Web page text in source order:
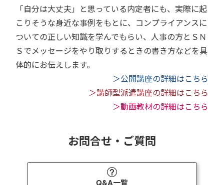
「自分は大丈夫」と思っている内定者にも、実際に起
こりそうな身近な事例をもとに、コンプライアンスに
ついての正しい知識を学んでもらい、人事の方とＳＮ
Ｓでメッセージをやり取りするときの書き方などを具
体的にお伝えします。
＞公開講座の詳細はこちら
＞講師型派遣講座の詳細はこちら
＞動画教材の詳細はこちら
お問合せ・ご質問
Q&A一覧